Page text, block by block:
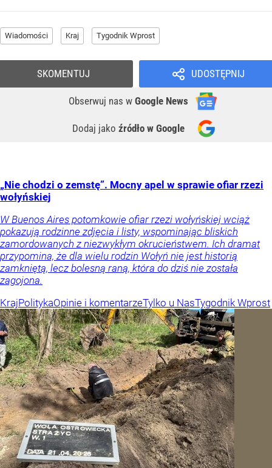
Wiadomości Kraj Tygodnik Wprost
UDOSTĘPNIJ
Obserwuj nas w Google News
Dodaj jako źródło w Google
SKOMENTUJ
„Nie chodzi o zemstę”. Mocny apel w sprawie ofiar rzezi
wołyńskiej
W Buenos Aires potomkowie ofiar rzezi wołyńskiej wciąż
pokazują rodzinne zdjęcia i listy, wspominając bliskich
zamordowanych z niezwykłym okrucieństwem. Ich dramat
przypomina, że dla wielu rodzin Wołyń nie jest historią
zamkniętą, lecz bolesną raną, która do dziś nie została
zagojona.
KrajPolitykaOpinie i komentarzeTylko u NasTygodnik Wprost